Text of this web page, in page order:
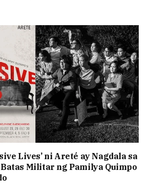
Lives’ ni Areté ay Nagdala sa
Militar ng Pamilya Quimpo